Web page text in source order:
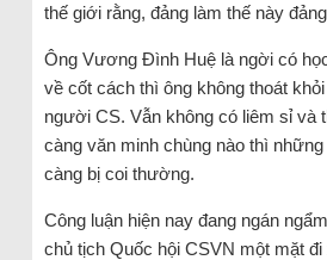
thế giới rằng, đảng làm thế này
Ông Vương Đình Huệ là ngời có
về cốt cách thì ông không thoát
người CS. Vẫn không có liêm sỉ và
càng văn minh chùng nào thì
càng bị coi thường.
Công luận hiện nay đang ngán
chủ tịch Quốc hội CSVN một mặt